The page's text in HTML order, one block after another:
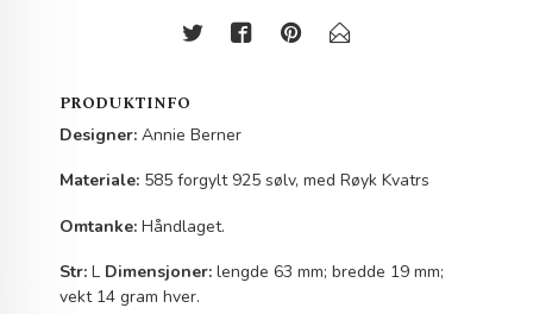
PRODUKTINFO
Designer: Annie Berner
Materiale: 585 forgylt 925 sølv, med Røyk Kvatrs
Omtanke: Håndlaget.
Str: L Dimensjoner: lengde 63 mm; bredde 19 mm;
vekt 14 gram hver.